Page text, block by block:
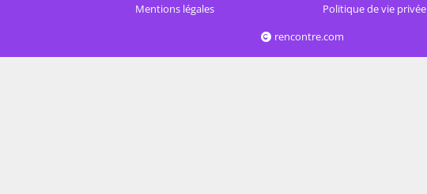
Mentions légales Politique de vie privée
rencontre.com